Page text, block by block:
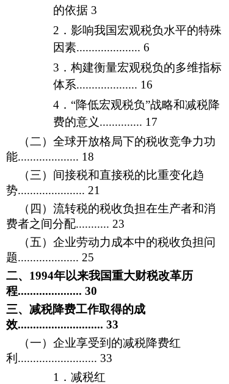
的依据 3
2 ． 影响我国宏观税负水平的特殊
因素..................... 6
3 ． 构建衡量宏观税负的多维指标
体系.................... 16
4 ． “降低宏观税负”战略和减税降
费的意义.............. 17
（二）全球开放格局下的税收竞争力功
能.................... 18
（三）间接税和直接税的比重变化趋
势...................... 21
（四）流转税的税收负担在生产者和消
费者之间分配........... 23
（五）企业劳动力成本中的税收负担问
题.................... 25
二、1994年以来我国重大财税改革历
程..................... 30
三、减税降费工作取得的成
效............................ 33
（一）企业享受到的减税降费红
利.......................... 33
1 ． 减税红